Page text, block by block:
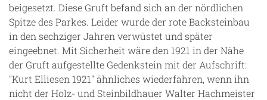
beigesetzt. Diese Gruft befand sich an der nördlichen
Spitze des Parkes. Leider wurde der rote Backsteinbau
in den sechziger Jahren verwüstet und später
eingeebnet. Mit Sicherheit wäre den 1921 in der Nähe
der Gruft aufgestellte Gedenkstein mit der Aufschrift:
"Kurt Elliesen 1921" ähnliches wiederfahren, wenn ihn
nicht der Holz- und Steinbildhauer Walter Hachmeister